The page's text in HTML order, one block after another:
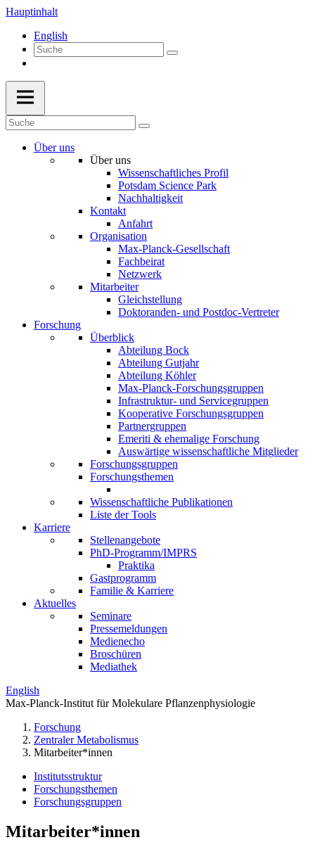
Hauptinhalt
English
Über uns
Über uns
Wissenschaftliches Profil
Potsdam Science Park
Nachhaltigkeit
Kontakt
Anfahrt
Organisation
Max-Planck-Gesellschaft
Fachbeirat
Netzwerk
Mitarbeiter
Gleichstellung
Doktoranden- und Postdoc-Vertreter
Forschung
Überblick
Abteilung Bock
Abteilung Gutjahr
Abteilung Köhler
Max-Planck-Forschungsgruppen
Infrastruktur- und Servicegruppen
Kooperative Forschungsgruppen
Partnergruppen
Emeriti & ehemalige Forschung
Auswärtige wissenschaftliche Mitglieder
Forschungsgruppen
Forschungsthemen
Wissenschaftliche Publikationen
Liste der Tools
Karriere
Stellenangebote
PhD-Programm/IMPRS
Praktika
Gastprogramm
Familie & Karriere
Aktuelles
Seminare
Pressemeldungen
Medienecho
Broschüren
Mediathek
English
Max-Planck-Institut für Molekulare Pflanzenphysiologie
Forschung
Zentraler Metabolismus
Mitarbeiter*innen
Institutsstruktur
Forschungsthemen
Forschungsgruppen
Mitarbeiter*innen